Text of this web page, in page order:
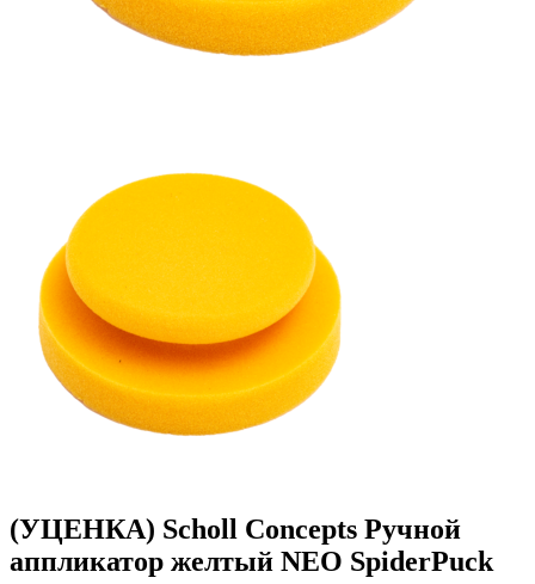
(УЦЕНКА) Scholl Concepts Ручной
аппликатор желтый NEO SpiderPuck